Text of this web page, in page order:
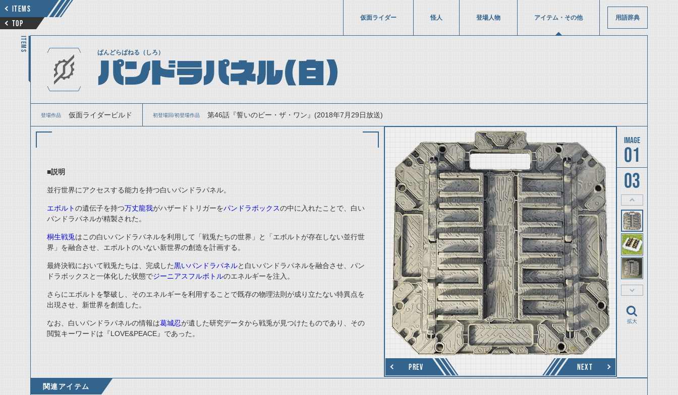
ITEMS
TOP
仮面ライダー 怪人 登場人物 アイテム・その他 用語辞典
ITEMS
ぱんどらぱねる（しろ）
パンドラパネル(白)
登場作品 仮面ライダービルド 初登場回/初登場作品 第46話『誓いのビー・ザ・ワン』(2018年7月29日放送)
■説明
並行世界にアクセスする能力を持つ白いパンドラパネル。
エボルトの遺伝子を持つ万丈龍我がハザードトリガーをパンドラボックスの中に入れたことで、白い
パンドラパネルが精製された。
桐生戦兎はこの白いパンドラパネルを利用して「戦兎たちの世界」と「エボルトが存在しない並行世
界」を融合させ、エボルトのいない新世界の創造を計画する。
最終決戦において戦兎たちは、完成した黒いパンドラパネルと白いパンドラパネルを融合させ、パン
ドラボックスと一体化した状態でジーニアスフルボトルのエネルギーを注入。
さらにエボルトを撃破し、そのエネルギーを利用することで既存の物理法則が成り立たない特異点を
出現させ、新世界を創造した。
なお、白いパンドラパネルの情報は葛城忍が遺した研究データから戦兎が見つけたものであり、その
閲覧キーワードは『LOVE&PEACE』であった。
PREV NEXT
01
03
thumbnail Prev
thumbnail Next
拡大
関連アイテム